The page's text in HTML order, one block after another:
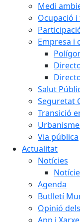
Medi
Ocupació
Empresa i
Salut
Seguretat
Transició
Via pública
Actualitat
Notícies
Agenda
Butlletí
Opinió